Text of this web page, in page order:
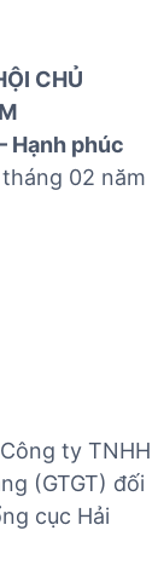
CHỦ
Hạnh phúc
02 năm
ty TNHH
(GTGT) đối
cục Hải